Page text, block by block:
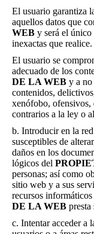
El usuario garantiza
aquellos datos que
WEB y será el único
inexactas que realice.
El usuario se
adecuado de los
DE LA WEB y a
contenidos,
xenófobo, ofensivos,
contrarios a la ley o
b. Introducir en la
susceptibles de
daños en los
lógicos del
personas; así como
sitio web y a sus
recursos
DE LA WEB presta
c. Intentar acceder a